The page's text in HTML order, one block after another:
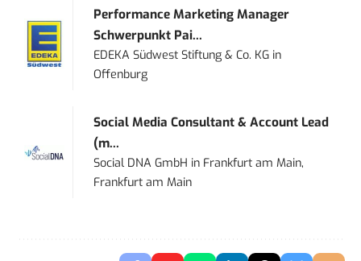
Performance Marketing Manager
Schwerpunkt Pai...
EDEKA Südwest Stiftung & Co. KG in
Offenburg
Social Media Consultant & Account Lead
(m...
Social DNA GmbH in Frankfurt am Main,
Frankfurt am Main